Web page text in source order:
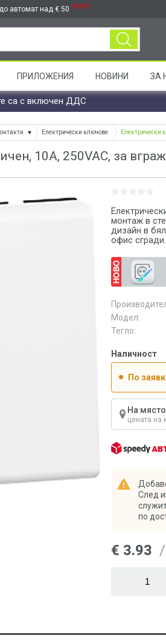
автомат над € 50 НОВО
ПРИЛОЖЕНИЯ НОВИНИ ЗА
са с включен ДДС
Електрически ключове Електрически
10A, 250VAC, за
монтаж в
дизайн в
офис
Модел:
Тегло:
Наличност
По
На
цената на
След
по
€ 3.93 /